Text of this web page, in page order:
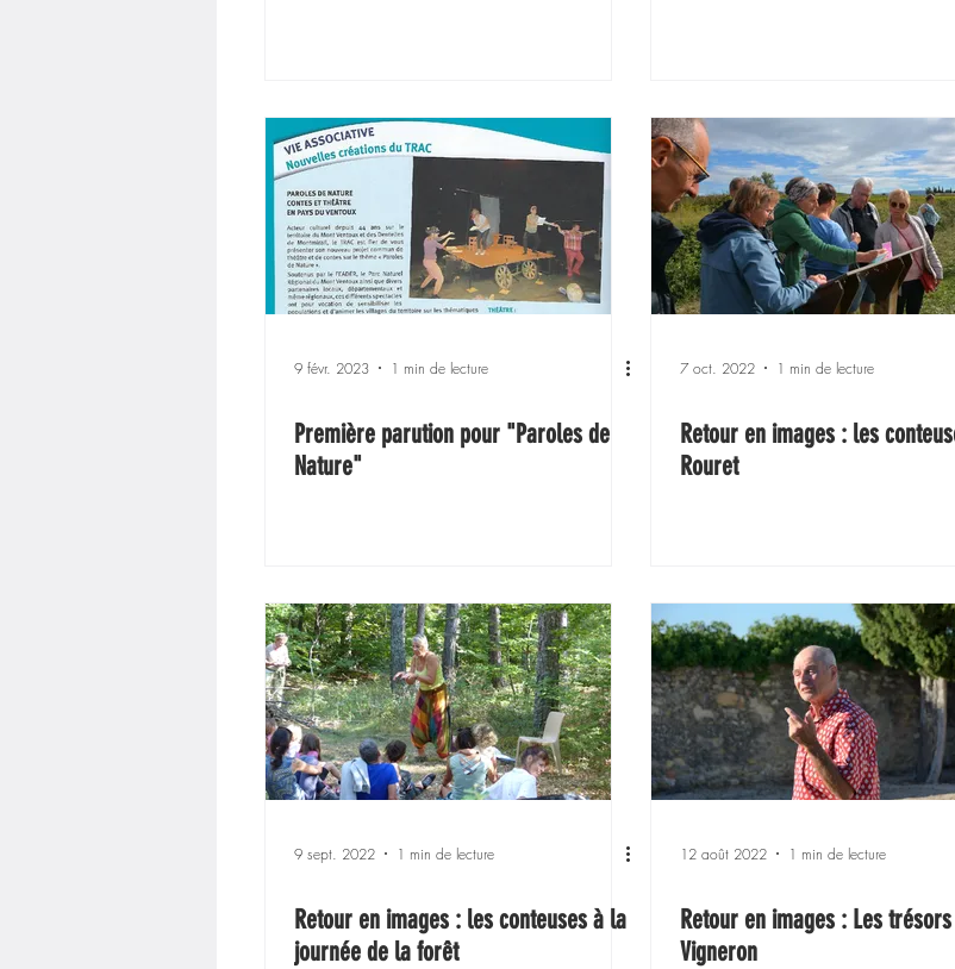
9 févr. 2023 1 min de lecture
Première parution pour "Paroles de
Nature"
7 oct. 2022 1 min de lecture
Retour en images : les
Rouret
9 sept. 2022 1 min de lecture
Retour en images : les conteuses à la
journée de la forêt
12 août 2022 1 min de lecture
Retour en images : Les
Vigneron